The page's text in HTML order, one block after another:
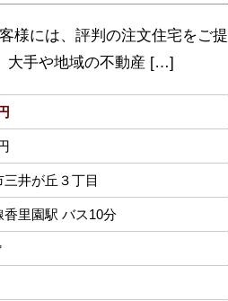
様には、評判の注文住宅をご提
大手や地域の不動産 […]
三井が丘３丁目
香里園駅 バス10分